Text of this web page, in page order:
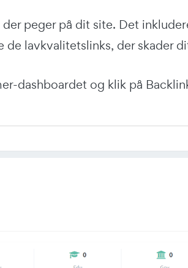
peger på dit site. Det
lavkvalitetslinks, der skader
dashboardet og klik på